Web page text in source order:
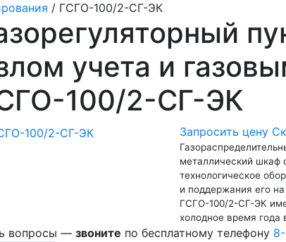
/ ГСГО-100/2-СГ-ЭК
учета и
100/2-СГ-ЭК
Запросить цену
металлический шкаф
технологическое
и поддержания его
ГСГО-100/2-СГ-ЭК
холодное время года
вопросы — звоните по бесплатному телефону